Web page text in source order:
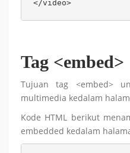
</video>
Tag <embed>
Tujuan tag <embed>
multimedia kedalam
Kode HTML berikut
embedded kedalam